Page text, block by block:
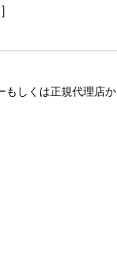
しくは正規代理店